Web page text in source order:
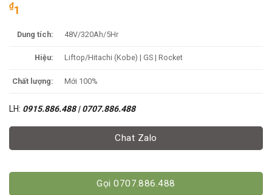
₫1
Dung tích: 48V/320Ah/5Hr
Hiệu: Liftop/Hitachi (Kobe) | GS | Rocket
Chất lượng: Mới 100%
LH: 0915.886.488 | 0707.886.488
Chat Zalo
Gọi 0707.886.488